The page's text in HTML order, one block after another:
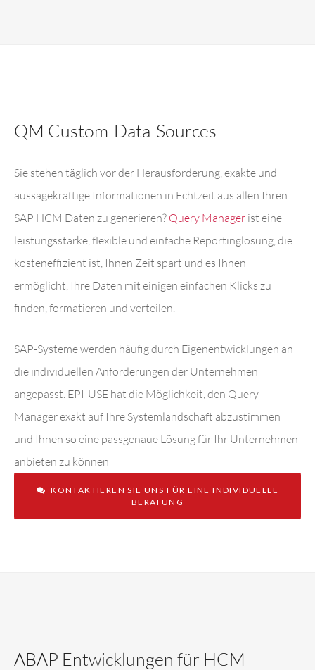
QM Custom-Data-Sources
Sie stehen täglich vor der Herausforderung, exakte und
aussagekräftige Informationen in Echtzeit aus allen Ihren
SAP HCM Daten zu generieren? Query Manager ist eine
leistungsstarke, flexible und einfache Reportinglösung, die
kosteneffizient ist, Ihnen Zeit spart und es Ihnen
ermöglicht, Ihre Daten mit einigen einfachen Klicks zu
finden, formatieren und verteilen.
SAP-Systeme werden häufig durch Eigenentwicklungen an
die individuellen Anforderungen der Unternehmen
angepasst. EPI-USE hat die Möglichkeit, den Query
Manager exakt auf Ihre Systemlandschaft abzustimmen
und Ihnen so eine passgenaue Lösung für Ihr Unternehmen
anbieten zu können
KONTAKTIEREN SIE UNS FÜR EINE INDIVIDUELLE
BERATUNG
ABAP Entwicklungen für HCM